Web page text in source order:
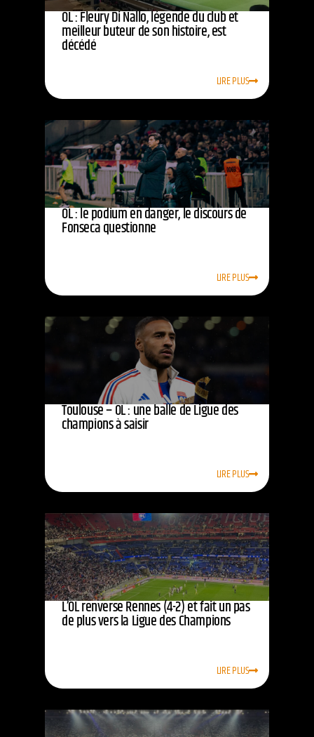
OL : Fleury Di Nallo, légende du club et
meilleur buteur de son histoire, est
décédé
LIRE PLUS
OL : le podium en danger, le discours de
Fonseca questionne
LIRE PLUS
Toulouse – OL : une balle de Ligue des
champions à saisir
LIRE PLUS
L’OL renverse Rennes (4-2) et fait un pas
de plus vers la Ligue des Champions
LIRE PLUS